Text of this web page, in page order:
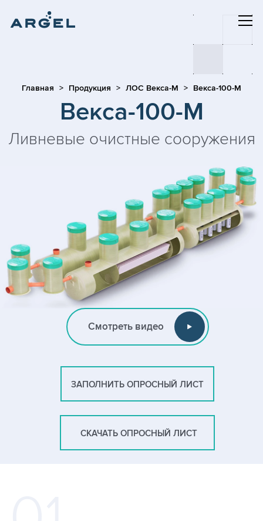
Главная Продукция ЛОС Векса-М Векса-100-М
Векса-100-М
Ливневые очистные сооружения
ЗАПОЛНИТЬ ОПРОСНЫЙ ЛИСТ
СКАЧАТЬ ОПРОСНЫЙ ЛИСТ
Смотреть видео